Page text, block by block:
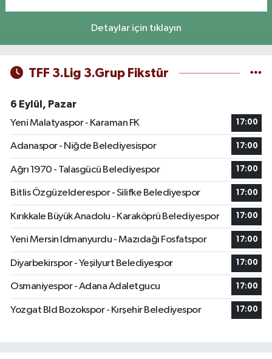
Detaylar için tıklayın
TFF 3.Lig 3.Grup Fikstür
6 Eylül, Pazar
Yeni Malatyaspor - Karaman FK
17:00
Adanaspor - Niğde Belediyesispor 17:00
Ağrı 1970 - Talasgücü Belediyespor 17:00
Bitlis Özgüzelderespor - Silifke Belediyespor 17:00
Kırıkkale Büyük Anadolu - Karaköprü Belediyespor 17:00
Yeni Mersin Idmanyurdu - Mazıdağı Fosfatspor 17:00
Diyarbekirspor - Yeşilyurt Belediyespor 17:00
Osmaniyespor - Adana Adaletgucu 17:00
Yozgat Bld Bozokspor - Kırşehir Belediyespor 17:00